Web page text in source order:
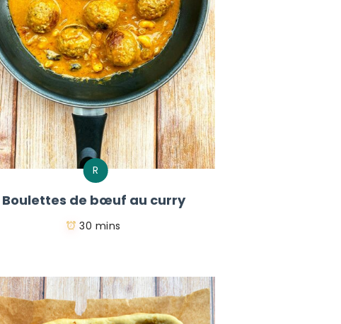
R
Boulettes de bœuf au curry
30 mins